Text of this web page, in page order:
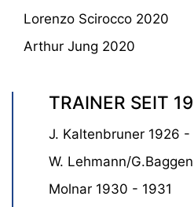
Lorenzo Scirocco 2020
Arthur Jung 2020
TRAINER SEIT
J. Kaltenbruner 1926 -
W. Lehmann/
Molnar 1930 - 1931